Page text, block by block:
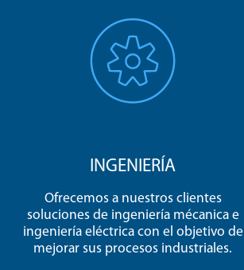
INGENIERÍA
Ofrecemos a nuestros clientes
soluciones de ingeniería mécanica e
ingeniería eléctrica con el objetivo de
mejorar sus procesos industriales.